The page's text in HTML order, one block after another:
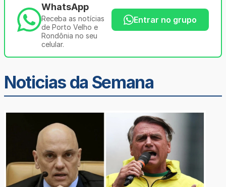
WhatsApp
Receba as notícias
de Porto Velho e
Rondônia no seu
celular.
Entrar no grupo
Noticias da Semana